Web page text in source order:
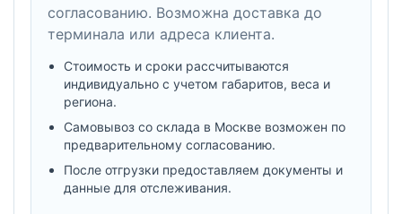
согласованию. Возможна доставка до
терминала или адреса клиента.
Стоимость и сроки рассчитываются
индивидуально с учетом габаритов, веса и
региона.
Самовывоз со склада в Москве возможен по
предварительному согласованию.
После отгрузки предоставляем документы и
данные для отслеживания.